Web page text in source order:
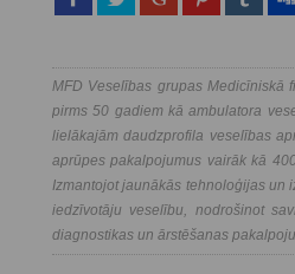
MFD Veselības grupas Medicīniskā
pirms 50 gadiem kā ambulatora
lielākajām daudzprofila veselības
aprūpes pakalpojumus vairāk kā
Izmantojot jaunākās tehnoloģijas un
iedzīvotāju veselību, nodrošinot
diagnostikas un ārstēšanas